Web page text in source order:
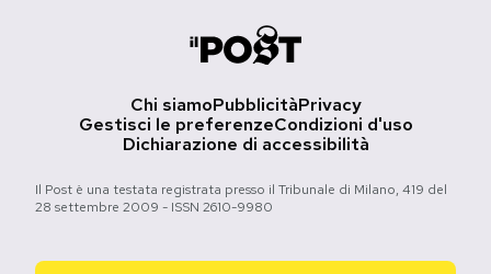
Chi siamoPubblicitàPrivacy
Gestisci le preferenzeCondizioni d'uso
Dichiarazione di accessibilità
Il Post è una testata registrata presso il Tribunale di Milano, 419 del
28 settembre 2009 - ISSN 2610-9980